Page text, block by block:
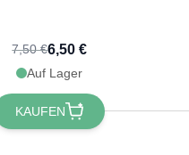
7,50 €6,50 €
Auf Lager
KAUFEN